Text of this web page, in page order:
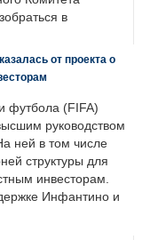
в
от проекта о
футбола (FIFA)
руководством
ней в том числе
структуры для
инвесторам.
Инфантино и